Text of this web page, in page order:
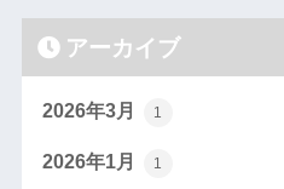
アーカイブ
2026年3月 1
2026年1月 1